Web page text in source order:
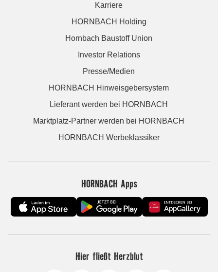
Karriere
HORNBACH Holding
Hornbach Baustoff Union
Investor Relations
Presse/Medien
HORNBACH Hinweisgebersystem
Lieferant werden bei HORNBACH
Marktplatz-Partner werden bei HORNBACH
HORNBACH Werbeklassiker
HORNBACH Apps
Hier fließt Herzblut